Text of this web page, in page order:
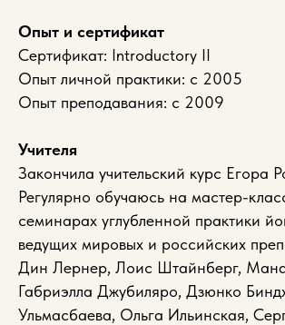
Опыт и сертификат
Сертификат: Introductory II
Опыт личной практики: с 2005
Опыт преподавания: с 2009
Учителя
Закончила учительский курс Егора
Регулярно обучаюсь на мастер-
семинарах углубленной практики
ведущих мировых и российских
Дин Лернер, Лоис Штайнберг,
Габриэлла Джубиляро, Дзюнко
Ульмасбаева, Ольга Ильинская,